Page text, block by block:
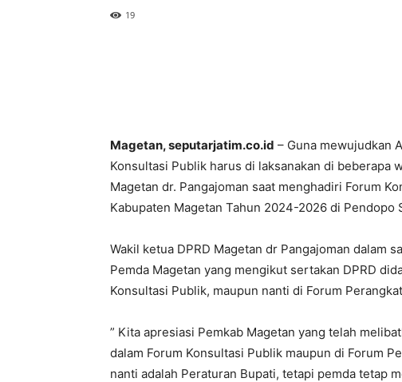
19
Magetan, seputarjatim.co.id – Guna mewujudkan
Konsultasi Publik harus di laksanakan di beberapa
Magetan dr. Pangajoman saat menghadiri Forum
Kabupaten Magetan Tahun 2024-2026 di Pendopo
Wakil ketua DPRD Magetan dr Pangajoman dalam
Pemda Magetan yang mengikut sertakan DPRD
Konsultasi Publik, maupun nanti di Forum
” Kita apresiasi Pemkab Magetan yang telah
dalam Forum Konsultasi Publik maupun di Forum
nanti adalah Peraturan Bupati, tetapi pemda tetap